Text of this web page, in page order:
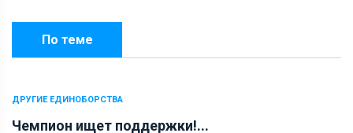
По теме
ДРУГИЕ ЕДИНОБОРСТВА
Чемпион ищет поддержки!...